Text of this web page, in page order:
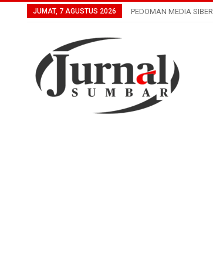
JUMAT, 7 AGUSTUS 2026 PEDOMAN MEDIA SIBER